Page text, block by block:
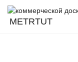
METRTUT